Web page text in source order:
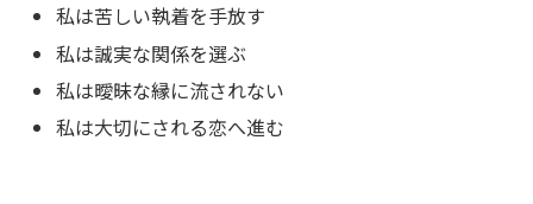
私は苦しい執着を手放す
私は誠実な関係を選ぶ
私は曖昧な縁に流されない
私は大切にされる恋へ進む